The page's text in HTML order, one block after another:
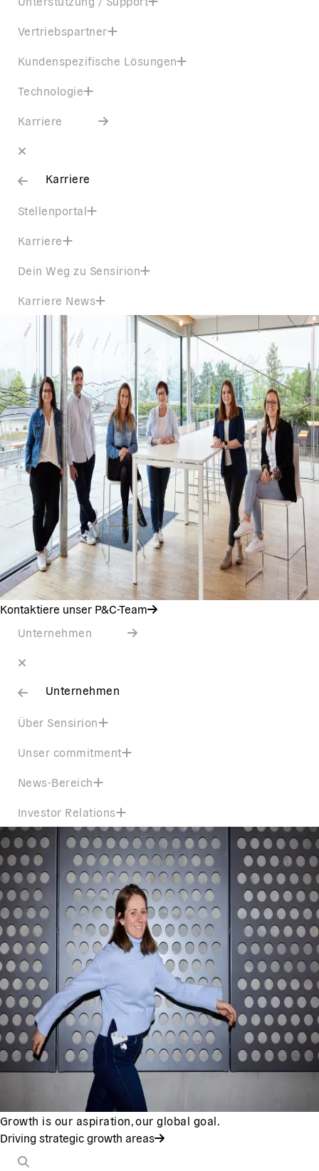
Vertriebspartner
Kundenspezifische Lösungen
Technologie
Karriere
Karriere
Stellenportal
Karriere
Dein Weg zu Sensirion
Karriere News
Kontaktiere unser P&C-Team
Unternehmen
Unternehmen
Über Sensirion
Unser commitment
News-Bereich
Investor Relations
Growth is our aspiration, our global goal.
Driving strategic growth areas